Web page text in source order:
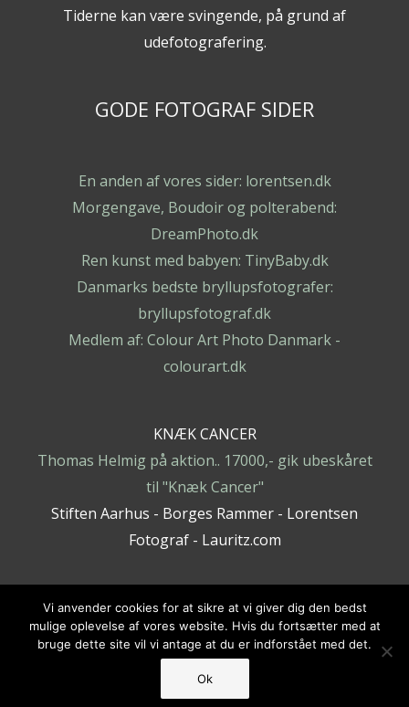
Tiderne kan være svingende, på grund af
udefotografering.
GODE FOTOGRAF SIDER
En anden af vores sider: lorentsen.dk
Morgengave, Boudoir og polterabend:
DreamPhoto.dk
Ren kunst med babyen: TinyBaby.dk
Danmarks bedste bryllupsfotografer:
bryllupsfotograf.dk
Medlem af: Colour Art Photo Danmark -
colourart.dk
KNÆK CANCER
Thomas Helmig på aktion.. 17000,- gik ubeskåret
til "Knæk Cancer"
Stiften Aarhus - Borges Rammer - Lorentsen
Fotograf - Lauritz.com
Copyright © 2026 aarhusfotograf.dk - Lorentsen Fotografi
GDPR Persondatapolitik, se på lorentsen.dk
Vi anvender cookies for at sikre at vi giver dig den bedst
mulige oplevelse af vores website. Hvis du fortsætter med at
bruge dette site vil vi antage at du er indforstået med det.
Ok